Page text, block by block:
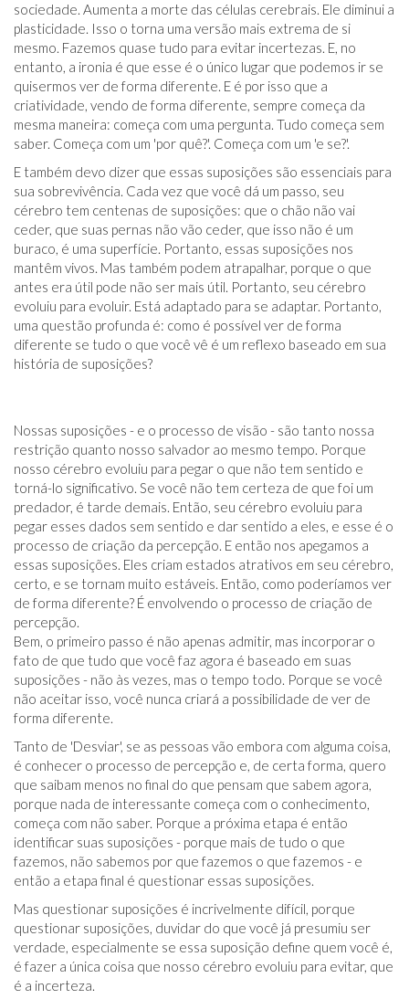
sociedade. Aumenta a morte das células cerebrais. Ele diminui a
plasticidade. Isso o torna uma versão mais extrema de si
mesmo. Fazemos quase tudo para evitar incertezas. E, no
entanto, a ironia é que esse é o único lugar que podemos ir se
quisermos ver de forma diferente. E é por isso que a
criatividade, vendo de forma diferente, sempre começa da
mesma maneira: começa com uma pergunta. Tudo começa sem
saber. Começa com um 'por quê?'. Começa com um 'e se?'.
E também devo dizer que essas suposições são essenciais para
sua sobrevivência. Cada vez que você dá um passo, seu
cérebro tem centenas de suposições: que o chão não vai
ceder, que suas pernas não vão ceder, que isso não é um
buraco, é uma superfície. Portanto, essas suposições nos
mantêm vivos. Mas também podem atrapalhar, porque o que
antes era útil pode não ser mais útil. Portanto, seu cérebro
evoluiu para evoluir. Está adaptado para se adaptar. Portanto,
uma questão profunda é: como é possível ver de forma
diferente se tudo o que você vê é um reflexo baseado em sua
história de suposições?
Nossas suposições - e o processo de visão - são tanto nossa
restrição quanto nosso salvador ao mesmo tempo. Porque
nosso cérebro evoluiu para pegar o que não tem sentido e
torná-lo significativo. Se você não tem certeza de que foi um
predador, é tarde demais. Então, seu cérebro evoluiu para
pegar esses dados sem sentido e dar sentido a eles, e esse é o
processo de criação da percepção. E então nos apegamos a
essas suposições. Eles criam estados atrativos em seu cérebro,
certo, e se tornam muito estáveis. Então, como poderíamos ver
de forma diferente? É envolvendo o processo de criação de
percepção.
Bem, o primeiro passo é não apenas admitir, mas incorporar o
fato de que tudo que você faz agora é baseado em suas
suposições - não às vezes, mas o tempo todo. Porque se você
não aceitar isso, você nunca criará a possibilidade de ver de
forma diferente.
Tanto de 'Desviar', se as pessoas vão embora com alguma coisa,
é conhecer o processo de percepção e, de certa forma, quero
que saibam menos no final do que pensam que sabem agora,
porque nada de interessante começa com o conhecimento,
começa com não saber. Porque a próxima etapa é então
identificar suas suposições - porque mais de tudo o que
fazemos, não sabemos por que fazemos o que fazemos - e
então a etapa final é questionar essas suposições.
Mas questionar suposições é incrivelmente difícil, porque
questionar suposições, duvidar do que você já presumiu ser
verdade, especialmente se essa suposição define quem você é,
é fazer a única coisa que nosso cérebro evoluiu para evitar, que
é a incerteza.